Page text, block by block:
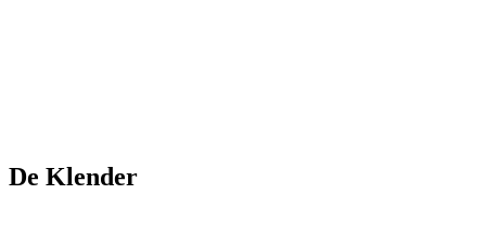
De Klender